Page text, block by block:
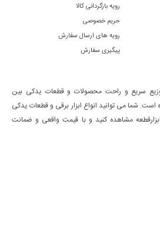
رویه بازگردانی کالا
حریم خصوصی
رویه های ارسال سفارش
پیگیری سفارش
سریع و راحت محصولات و قطعات یدکی بین
شما می توانید انواع ابزار برقی و قطعات یدکی
مشاهده کنید و با قیمت واقعی و ضمانت